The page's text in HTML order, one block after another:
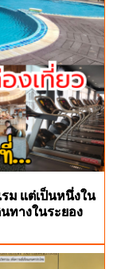
ม แต่เป็นหนึ่งใน
ทางในระยอง